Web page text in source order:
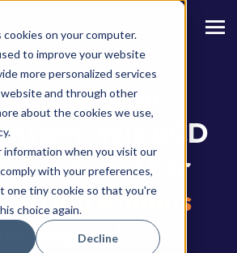
on your computer.
to improve your website
more personalized services
and through other
about the cookies we use,
when you visit our
with your preferences,
one tiny cookie so that you're
choice again.
Decline
Wie BCD
Support Für
Und Admins